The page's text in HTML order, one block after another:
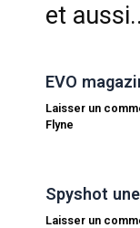
et
EVO
Laisser un
Flyne
Spyshot
Laisser un